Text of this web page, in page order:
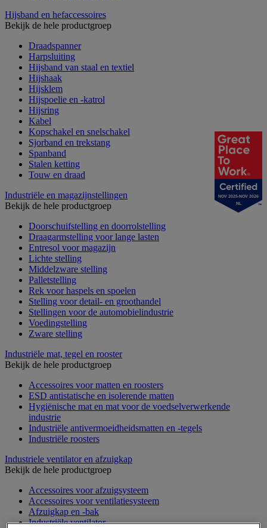
Hijsband en hefaccessoires
Bekijk de hele productgroep
Draadspanner
Harpsluiting
Hijsband van staal en textiel
Hijshaak
Hijsklem
Hijspoelie en -katrol
Hijsring
Kabel
Kopschakel en snelschakel
Sjorband en trekstang
Spanband
Stalen ketting
Touw en draad
Industriële en magazijnstellingen
Bekijk de hele productgroep
Doorschuifstelling en doorrolstelling
Draagarmstelling voor lange lasten
Entresol voor magazijn
Lichte stelling
Middelzware stelling
Palletstelling
Rek voor haspels en spoelen
Stelling voor detail- en groothandel
Stellingen voor de automobielindustrie
Voedingstelling
Zware stelling
Industriële mat, tegel en rooster
Bekijk de hele productgroep
Accessoires voor matten en roosters
ESD antistatische en isolerende matten
Hygiënische mat en mat voor de voedselverwerkende
industrie
Industriële antivermoeidheidsmatten en -tegels
Industriële roosters
Industriele ventilator en afzuigkap
Bekijk de hele productgroep
Accessoires voor afzuigsysteem
Accessoires voor ventilatiesysteem
Afzuigkap en -bak
Industriële ventilator
NOV 2025-NOV 2026
NL